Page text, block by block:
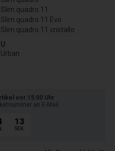
Slim quadro 11
Slim quadro 11 Evo
Slim quadro 11 cristallo
U
Urban
vor 15:00 Uhr
an E-Mail
13
SEK.